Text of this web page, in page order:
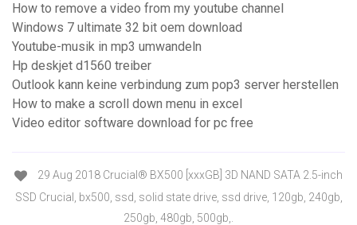
How to remove a video from my youtube channel
Windows 7 ultimate 32 bit oem download
Youtube-musik in mp3 umwandeln
Hp deskjet d1560 treiber
Outlook kann keine verbindung zum pop3 server herstellen
How to make a scroll down menu in excel
Video editor software download for pc free
29 Aug 2018 Crucial® BX500 [xxxGB] 3D NAND SATA 2.5-inch
SSD Crucial, bx500, ssd, solid state drive, ssd drive, 120gb, 240gb,
250gb, 480gb, 500gb,.